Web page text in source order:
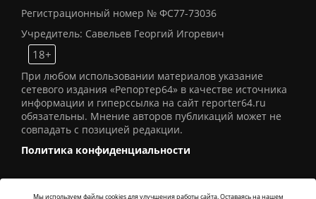
Регистрационный номер № ФС77-73036
Учредитель: Савельев Георгий Игоревич
18+
При любом использовании материалов указание
сетевого издания «Репортер64» в качестве источника
информации и гиперссылка на сайт reporter64.ru
обязательны. Мнение авторов публикаций может не
совпадать с позицией редакции.
Политика конфиденциальности
Мы используем файлы cookies для улучшения работы сайта. Оставаясь на нашем